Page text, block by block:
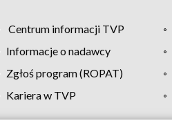
Centrum informacji TVP
Informacje o nadawcy
Zgłoś program (ROPAT)
Kariera w TVP